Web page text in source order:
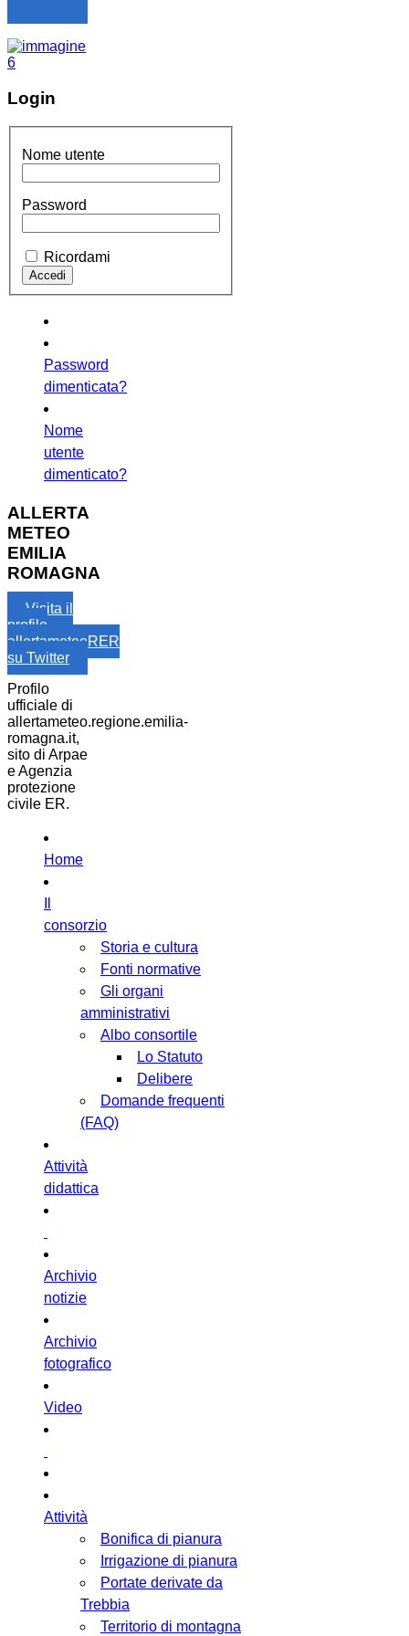
Login
Nome utente
Password
Ricordami
Password
dimenticata?
Nome
utente
dimenticato?
ALLERTA
METEO
EMILIA
ROMAGNA
Visita il
profilo
allertameteoRER
su Twitter
Profilo
ufficiale di
allertameteo.regione.emilia-
romagna.it,
sito di Arpae
e Agenzia
protezione
civile ER.
Home
consorzio
Storia e cultura
Fonti normative
Gli organi
amministrativi
Albo consortile
Lo Statuto
Delibere
Domande frequenti
(FAQ)
Attività
didattica
Archivio
notizie
Archivio
fotografico
Video
Attività
Bonifica di pianura
Irrigazione di pianura
Portate derivate da
Trebbia
Territorio di montagna